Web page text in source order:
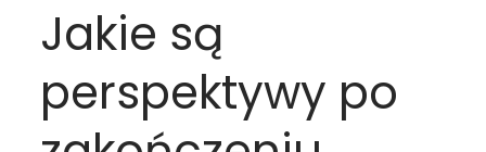
Jakie są
perspektywy po